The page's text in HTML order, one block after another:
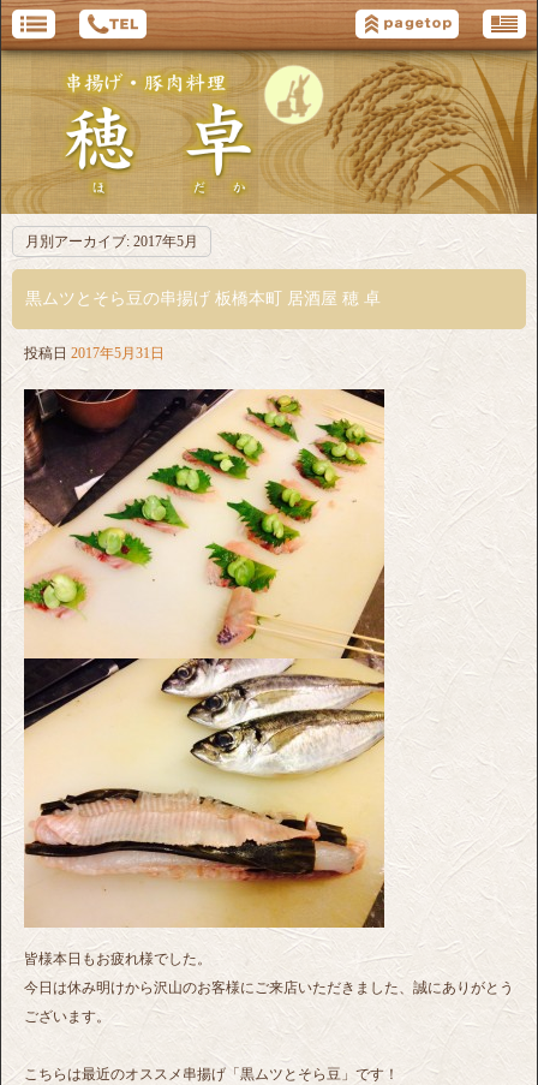
月別アーカイブ: 2017年5月
黒ムツとそら豆の串揚げ 板橋本町 居酒屋 穂 卓
投稿日 2017年5月31日
皆様本日もお疲れ様でした。
今日は休み明けから沢山のお客様にご来店いただきました、誠にありがとう
ございます。
こちらは最近のオススメ串揚げ「黒ムツとそら豆」です！